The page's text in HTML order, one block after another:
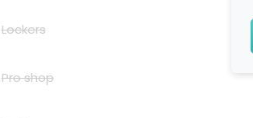
Lockers
Pro shop